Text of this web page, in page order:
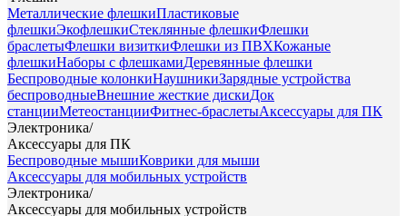
Металлические флешкиПластиковые
флешкиЭкофлешкиСтеклянные флешкиФлешки
браслетыФлешки визиткиФлешки из ПВХКожаные
флешкиНаборы с флешкамиДеревянные флешки
Беспроводные колонкиНаушникиЗарядные устройства
беспроводныеВнешние жесткие дискиДок
станцииМетеостанцииФитнес-браслетыАксессуары для ПК
Электроника/
Аксессуары для ПК
Беспроводные мышиКоврики для мыши
Аксессуары для мобильных устройств
Электроника/
Аксессуары для мобильных устройств